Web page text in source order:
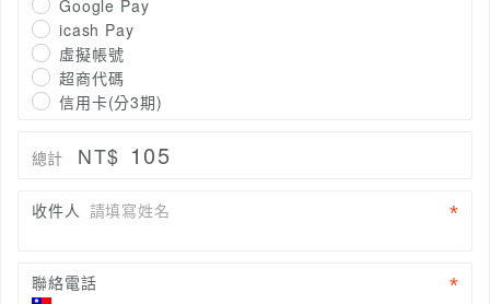
Google Pay
icash Pay
虛擬帳號
超商代碼
信用卡(分3期)
總計 NT$ 105
收件人 請填寫姓名
聯絡電話